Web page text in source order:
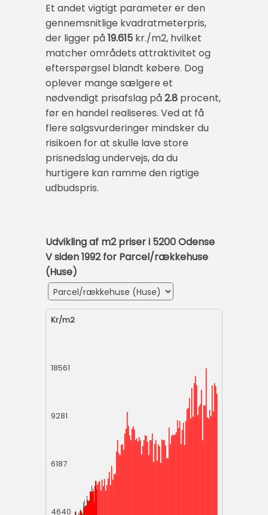
Et andet vigtigt parameter er den
gennemsnitlige kvadratmeterpris,
der ligger på19.615 kr./m2, hvilket
matcher områdets attraktivitet og
efterspørgsel blandt købere. Dog
oplever mange sælgere et
nødvendigt prisafslag på2.8 procent,
før en handel realiseres. Ved at få
flere salgsvurderinger mindsker du
risikoen for at skulle lave store
prisnedslag undervejs, da du
hurtigere kan ramme den rigtige
udbudspris.
Udvikling af m2 priser i 5200 Odense
V siden 1992 for Parcel/rækkehuse
(Huse)
Kr/m2
18561
9281
6187
4640